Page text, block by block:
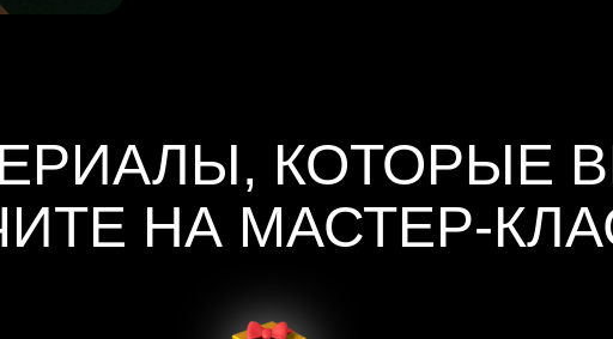
КОТОРЫЕ
НА МАСТЕР-